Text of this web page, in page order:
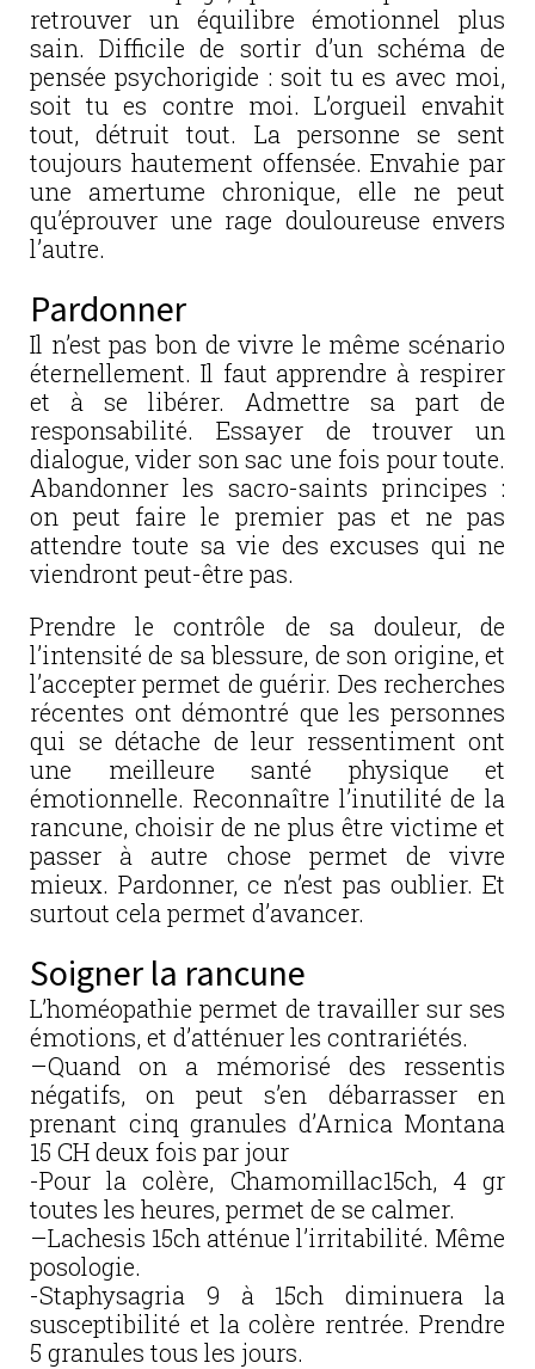
retrouver un équilibre émotionnel plus
sain. Difficile de sortir d’un schéma de
pensée psychorigide : soit tu es avec moi,
soit tu es contre moi. L’orgueil envahit
tout, détruit tout. La personne se sent
toujours hautement offensée. Envahie par
une amertume chronique, elle ne peut
qu’éprouver une rage douloureuse envers
l’autre.
Pardonner
Il n’est pas bon de vivre le même scénario
éternellement. Il faut apprendre à respirer
et à se libérer. Admettre sa part de
responsabilité. Essayer de trouver un
dialogue, vider son sac une fois pour toute.
Abandonner les sacro-saints principes :
on peut faire le premier pas et ne pas
attendre toute sa vie des excuses qui ne
viendront peut-être pas.
Prendre le contrôle de sa douleur, de
l’intensité de sa blessure, de son origine, et
l’accepter permet de guérir. Des recherches
récentes ont démontré que les personnes
qui se détache de leur ressentiment ont
une meilleure santé physique et
émotionnelle. Reconnaître l’inutilité de la
rancune, choisir de ne plus être victime et
passer à autre chose permet de vivre
mieux. Pardonner, ce n’est pas oublier. Et
surtout cela permet d’avancer.
Soigner la rancune
L’homéopathie permet de travailler sur ses
émotions, et d’atténuer les contrariétés.
–Quand on a mémorisé des ressentis
négatifs, on peut s’en débarrasser en
prenant cinq granules d’Arnica Montana
15 CH deux fois par jour
-Pour la colère, Chamomillac15ch, 4 gr
toutes les heures, permet de se calmer.
–Lachesis 15ch atténue l’irritabilité. Même
posologie.
-Staphysagria 9 à 15ch diminuera la
susceptibilité et la colère rentrée. Prendre
5 granules tous les jours.